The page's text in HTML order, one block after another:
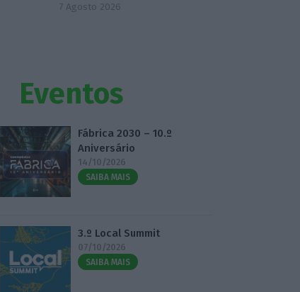
7 Agosto 2026
Eventos
Fábrica 2030 – 10.º
Aniversário
14/10/2026
SAIBA MAIS
3.º Local Summit
07/10/2026
SAIBA MAIS